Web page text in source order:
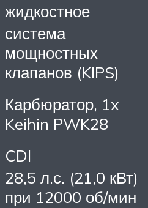
жидкостное
система
мощностных
клапанов (KIPS)
Карбюратор, 1x
Keihin PWK28
CDI
28,5 л.с. (21,0 кВт)
при 12000 об/мин